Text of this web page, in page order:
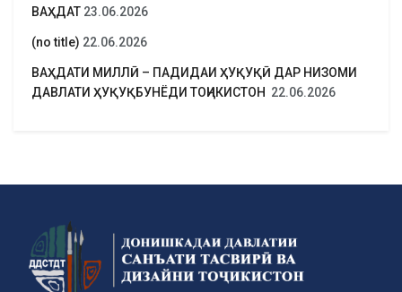
ВАҲДАТ 23.06.2026
(no title) 22.06.2026
ВАҲДАТИ МИЛЛӢ – ПАДИДАИ ҲУҚУҚӢ ДАР НИЗОМИ
ДАВЛАТИ ҲУҚУҚБУНЁДИ ТОҶИКИСТОН 22.06.2026